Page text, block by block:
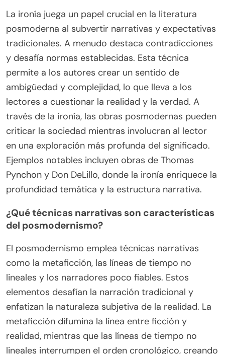
La ironía juega un papel crucial en la literatura
posmoderna al subvertir narrativas y expectativas
tradicionales. A menudo destaca contradicciones
y desafía normas establecidas. Esta técnica
permite a los autores crear un sentido de
ambigüedad y complejidad, lo que lleva a los
lectores a cuestionar la realidad y la verdad. A
través de la ironía, las obras posmodernas pueden
criticar la sociedad mientras involucran al lector
en una exploración más profunda del significado.
Ejemplos notables incluyen obras de Thomas
Pynchon y Don DeLillo, donde la ironía enriquece la
profundidad temática y la estructura narrativa.
¿Qué técnicas narrativas son características
del posmodernismo?
El posmodernismo emplea técnicas narrativas
como la metaficción, las líneas de tiempo no
lineales y los narradores poco fiables. Estos
elementos desafían la narración tradicional y
enfatizan la naturaleza subjetiva de la realidad. La
metaficción difumina la línea entre ficción y
realidad, mientras que las líneas de tiempo no
lineales interrumpen el orden cronológico, creando